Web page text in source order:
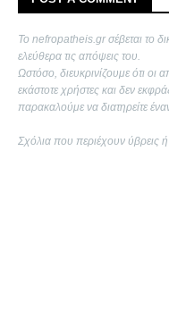
Το nefropatheis.gr σέβεται το
ελεύθερα τις απόψεις του.
Ωστόσο, διευκρινίζουμε ότι οι
εκάστοτε χρήστες και δεν
παρακαλούμε να διατηρείτε
Σχόλια που περιέχουν ύβρεις